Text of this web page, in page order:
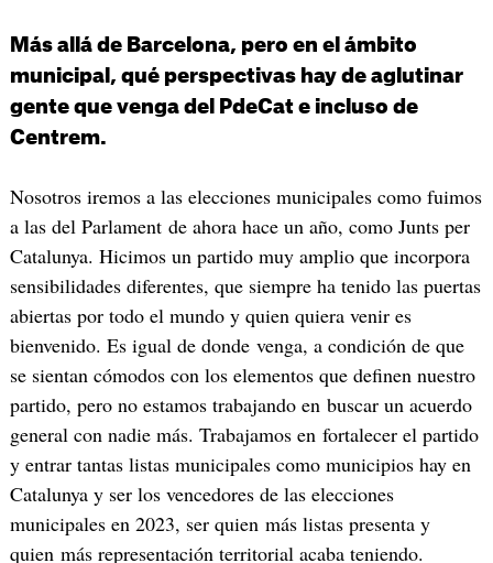
Más allá de Barcelona, pero en el ámbito
municipal, qué perspectivas hay de aglutinar
gente que venga del PdeCat e incluso de
Centrem.
Nosotros iremos a las elecciones municipales como fuimos
a las del Parlament de ahora hace un año, como Junts per
Catalunya. Hicimos un partido muy amplio que incorpora
sensibilidades diferentes, que siempre ha tenido las puertas
abiertas por todo el mundo y quien quiera venir es
bienvenido. Es igual de donde venga, a condición de que
se sientan cómodos con los elementos que definen nuestro
partido, pero no estamos trabajando en buscar un acuerdo
general con nadie más. Trabajamos en fortalecer el partido
y entrar tantas listas municipales como municipios hay en
Catalunya y ser los vencedores de las elecciones
municipales en 2023, ser quien más listas presenta y
quien más representación territorial acaba teniendo.